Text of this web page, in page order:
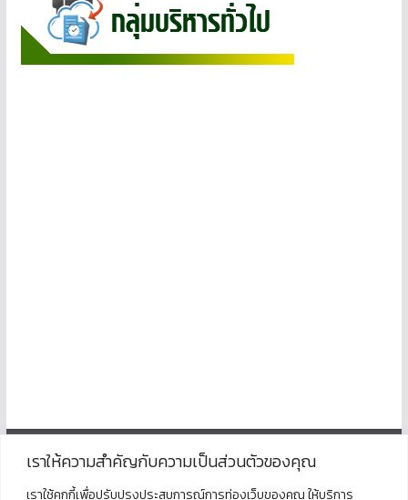
เราให้ความสำคัญกับความเป็นส่วนตัวของคุณ
เราใช้คุกกี้เพื่อปรับปรุงประสบการณ์การท่องเว็บของคุณ ให้บริการ